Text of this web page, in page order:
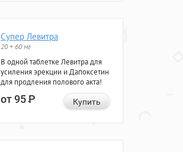
Супер Левитра
20 + 60 мг
В одной таблетке Левитра для
усиления эрекции и Дапоксетин
для продления полового акта!
от 95Р Купить